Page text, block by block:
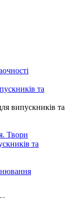
та
випускників та
Твори
та